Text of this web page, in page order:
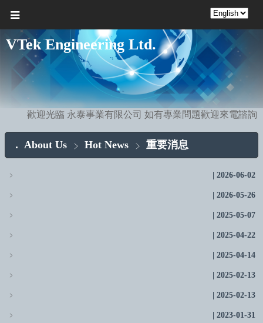
VTek Engineering Ltd.
歡迎光臨 永泰事業有限公司 如有專業問題歡迎來電諮詢
About Us Hot News 重要消息
2026-06-02
﹥
2026-05-26
﹥
2025-05-07
﹥
2025-04-22
﹥
2025-04-14
﹥
2025-02-13
﹥
2025-02-13
﹥
2023-01-31
﹥